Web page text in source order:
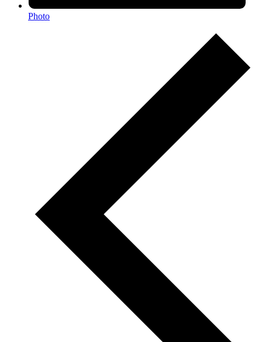
Photo